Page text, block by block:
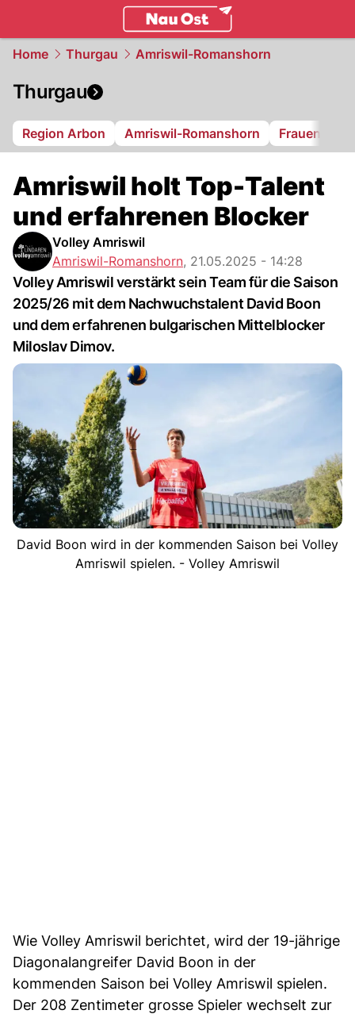
Home Thurgau Amriswil-Romanshorn
Thurgau
Region Arbon Amriswil-Romanshorn Frauenfeld
Amriswil holt Top-Talent
und erfahrenen Blocker
Volley Amriswil
Amriswil-Romanshorn, 21.05.2025 - 14:28
Volley Amriswil verstärkt sein Team für die Saison
2025/26 mit dem Nachwuchstalent David Boon
und dem erfahrenen bulgarischen Mittelblocker
Miloslav Dimov.
David Boon wird in der kommenden Saison bei Volley
Amriswil spielen. - Volley Amriswil
Wie Volley Amriswil berichtet, wird der 19-jährige
Diagonalangreifer David Boon in der
kommenden Saison bei Volley Amriswil spielen.
Der 208 Zentimeter grosse Spieler wechselt zur